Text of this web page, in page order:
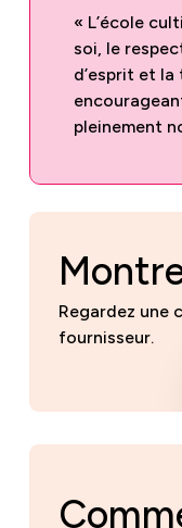
« L’école
soi, le
d’esprit et
pleinement
Regardez une
fournisseur.